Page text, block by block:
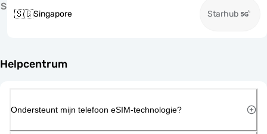
S
🇸🇬Singapore Starhub
Helpcentrum
Ondersteunt mijn telefoon eSIM-technologie?